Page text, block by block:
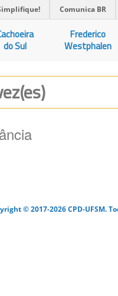
Comunica BR
do Sul
Frederico
Westphalen
© 2017-2026 CPD-UFSM.